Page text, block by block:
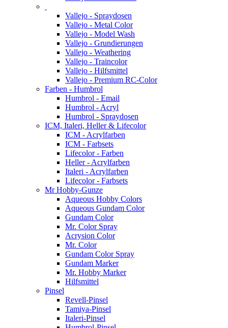
Vallejo - Spraydosen
Vallejo - Metal Color
Vallejo - Model Wash
Vallejo - Grundierungen
Vallejo - Weathering
Vallejo - Traincolor
Vallejo - Hilfsmittel
Vallejo - Premium RC-Color
Farben - Humbrol
Humbrol - Email
Humbrol - Acryl
Humbrol - Spraydosen
ICM, Italeri, Heller & Lifecolor
ICM - Acrylfarben
ICM - Farbsets
Lifecolor - Farben
Heller - Acrylfarben
Italeri - Acrylfarben
Lifecolor - Farbsets
Mr Hobby-Gunze
Aqueous Hobby Colors
Aqueous Gundam Color
Gundam Color
Mr. Color Spray
Acrysion Color
Mr. Color
Gundam Color Spray
Gundam Marker
Mr. Hobby Marker
Hilfsmittel
Pinsel
Revell-Pinsel
Tamiya-Pinsel
Italeri-Pinsel